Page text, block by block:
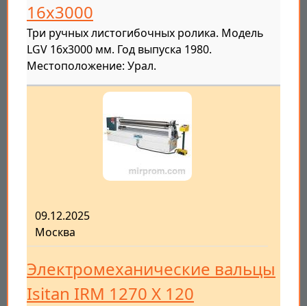
16х3000
Три ручных листогибочных ролика. Модель
LGV 16x3000 мм. Год выпуска 1980.
Местоположение: Урал.
09.12.2025
Москва
Электромеханические вальцы
Isitan IRM 1270 X 120